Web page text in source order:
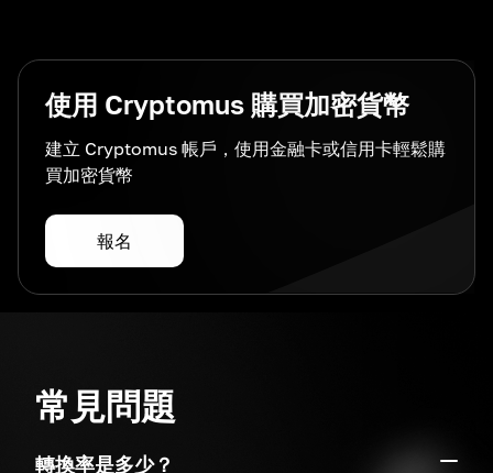
使用 Cryptomus 購買加密貨幣
建立 Cryptomus 帳戶，使用金融卡或信用卡輕鬆購
買加密貨幣
報名
常見問題
轉換率是多少？